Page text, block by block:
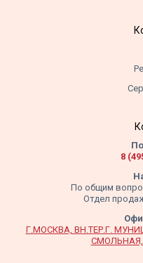
8
По общим
Отдел
Г.МОСКВА, ВН.ТЕР.Г.
СМОЛЬНАЯ,